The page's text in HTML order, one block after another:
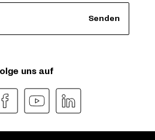
Senden
uns auf